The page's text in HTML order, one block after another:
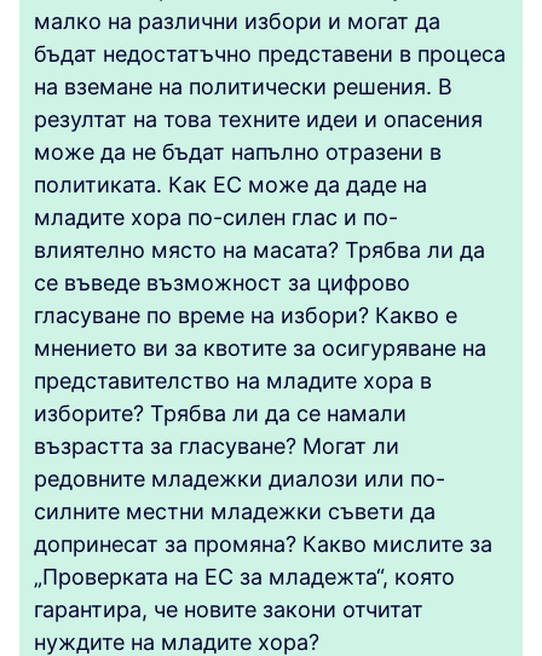
малко на различни избори и могат да
бъдат недостатъчно представени в процеса
на вземане на политически решения. В
резултат на това техните идеи и опасения
може да не бъдат напълно отразени в
политиката. Как ЕС може да даде на
младите хора по-силен глас и по-
влиятелно място на масата? Трябва ли да
се въведе възможност за цифрово
гласуване по време на избори? Какво е
мнението ви за квотите за осигуряване на
представителство на младите хора в
изборите? Трябва ли да се намали
възрастта за гласуване? Могат ли
редовните младежки диалози или по-
силните местни младежки съвети да
допринесат за промяна? Какво мислите за
„Проверката на ЕС за младежта“, която
гарантира, че новите закони отчитат
нуждите на младите хора?